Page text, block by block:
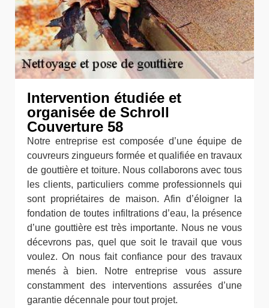
Intervention étudiée et
organisée de Schroll
Couverture 58
Notre entreprise est composée d’une équipe de
couvreurs zingueurs formée et qualifiée en travaux
de gouttière et toiture. Nous collaborons avec tous
les clients, particuliers comme professionnels qui
sont propriétaires de maison. Afin d’éloigner la
fondation de toutes infiltrations d’eau, la présence
d’une gouttière est très importante. Nous ne vous
décevrons pas, quel que soit le travail que vous
voulez. On nous fait confiance pour des travaux
menés à bien. Notre entreprise vous assure
constamment des interventions assurées d’une
garantie décennale pour tout projet.